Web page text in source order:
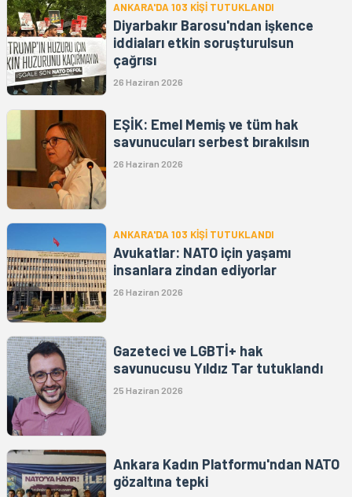
ANKARA'DA 103 KİŞİ TUTUKLANDI
Diyarbakır Barosu'ndan işkence
iddiaları etkin soruşturulsun
çağrısı
26 Haziran 2026
EŞİK: Emel Memiş ve tüm hak
savunucuları serbest bırakılsın
26 Haziran 2026
ANKARA'DA 103 KİŞİ TUTUKLANDI
Avukatlar: NATO için yaşamı
insanlara zindan ediyorlar
26 Haziran 2026
Gazeteci ve LGBTİ+ hak
savunucusu Yıldız Tar tutuklandı
25 Haziran 2026
Ankara Kadın Platformu'ndan NATO
gözaltına tepki